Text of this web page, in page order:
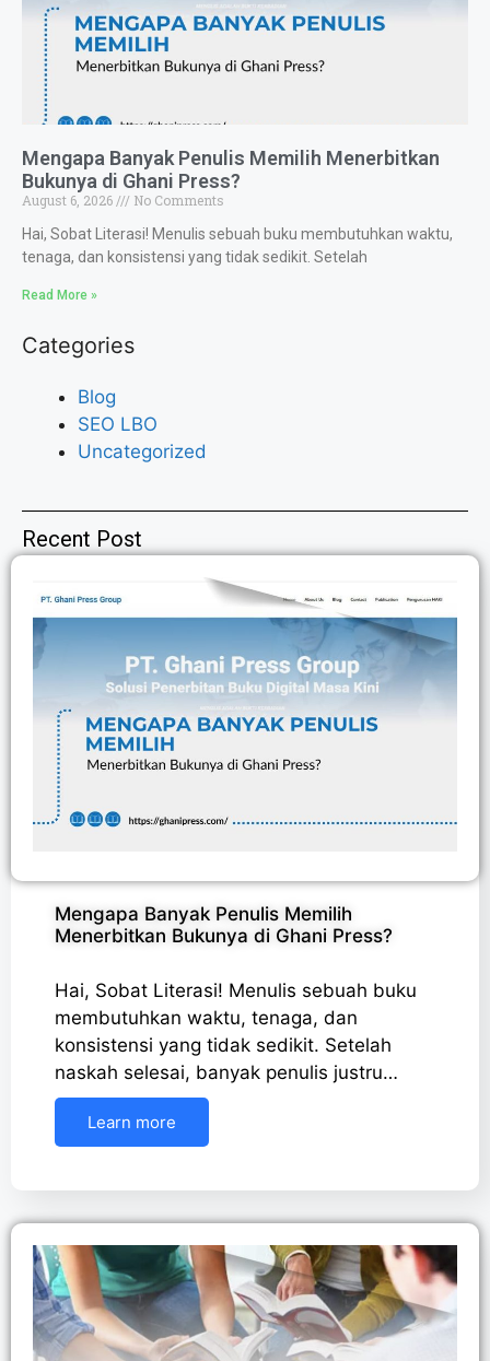
Mengapa Banyak Penulis Memilih Menerbitkan
Bukunya di Ghani Press?
August 6, 2026
No Comments
Hai, Sobat Literasi! Menulis sebuah buku membutuhkan waktu,
tenaga, dan konsistensi yang tidak sedikit. Setelah
Read More »
Categories
Blog
SEO LBO
Uncategorized
Recent Post
Mengapa Banyak Penulis Memilih
Menerbitkan Bukunya di Ghani Press?
Hai, Sobat Literasi! Menulis sebuah buku
membutuhkan waktu, tenaga, dan
konsistensi yang tidak sedikit. Setelah
naskah selesai, banyak penulis justru…
Learn more